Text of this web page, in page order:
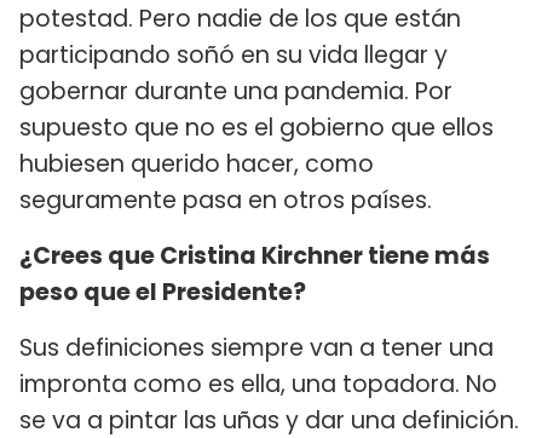
potestad. Pero nadie de los que están
participando soñó en su vida llegar y
gobernar durante una pandemia. Por
supuesto que no es el gobierno que ellos
hubiesen querido hacer, como
seguramente pasa en otros países.
¿Crees que Cristina Kirchner tiene más
peso que el Presidente?
Sus definiciones siempre van a tener una
impronta como es ella, una topadora. No
se va a pintar las uñas y dar una definición.